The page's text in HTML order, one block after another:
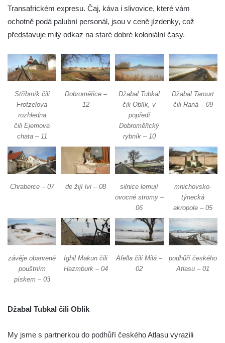
Transafrickém expresu. Čaj, káva i slivovice, které vám
ochotně podá palubní personál, jsou v ceně jízdenky, což
představuje milý odkaz na staré dobré koloniální časy.
Stříbrník čili
Frotzelova
rozhledna
čili Ejemova
chata – 11
Dobroměřice –
12
Džabal Tubkal
čili Oblík, v
popředí
Dobroměřický
rybník – 10
Džabal Tarourt
čili Raná – 09
Chraberce – 07 de žijí lvi – 08
silnice lemují
ovocné stromy –
06
mnichovsko-
týnecká
akropole – 05
závěje obarvené
pouštním
pískem – 03
Ighil Makun čili
Hazmburk – 04
Afella čili Milá –
02
podhůří českého
Atlasu – 01
Džabal Tubkal čili Oblík
My jsme s partnerkou do podhůří českého Atlasu vyrazili